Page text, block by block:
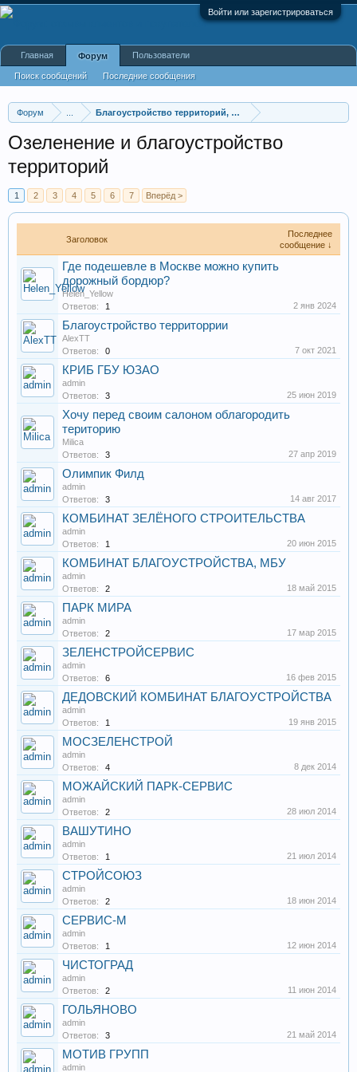
Войти или зарегистрироваться
Форум Благоустройство территорий, санобработка
Озеленение и благоустройство
территорий
1 2 3 4 5 6 7 Вперёд >
Заголовок
Последнее
сообщение ↓
Где подешевле в Москве можно купить
дорожный бордюр?
Helen_Yellow
Ответов:
1 2 янв 2024
Благоустройство территоррии
AlexTT
Ответов:
0 7 окт 2021
КРИБ ГБУ ЮЗАО
admin
Ответов:
3 25 июн 2019
Хочу перед своим салоном облагородить
територию
Milica
Ответов:
3 27 апр 2019
Олимпик Филд
admin
Ответов:
3 14 авг 2017
КОМБИНАТ ЗЕЛЁНОГО СТРОИТЕЛЬСТВА
admin
Ответов:
1 20 июн 2015
КОМБИНАТ БЛАГОУСТРОЙСТВА, МБУ
admin
Ответов:
2 18 май 2015
ПАРК МИРА
admin
Ответов:
2 17 мар 2015
ЗЕЛЕНСТРОЙСЕРВИС
admin
Ответов:
6 16 фев 2015
ДЕДОВСКИЙ КОМБИНАТ БЛАГОУСТРОЙСТВА
admin
Ответов:
1 19 янв 2015
МОСЗЕЛЕНСТРОЙ
admin
Ответов:
4 8 дек 2014
МОЖАЙСКИЙ ПАРК-СЕРВИС
admin
Ответов:
2 28 июл 2014
ВАШУТИНО
admin
Ответов:
1 21 июл 2014
СТРОЙСОЮЗ
admin
Ответов:
2 18 июн 2014
СЕРВИС-М
admin
Ответов:
1 12 июн 2014
ЧИСТОГРАД
admin
Ответов:
2 11 июн 2014
ГОЛЬЯНОВО
admin
Ответов:
3 21 май 2014
МОТИВ ГРУПП
admin
Главная Форум
Поиск сообщений Последние сообщения
Пользователи